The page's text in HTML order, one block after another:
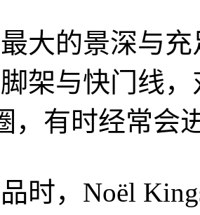
大的景深与
架与快门线
，有时经常会
时，Noël